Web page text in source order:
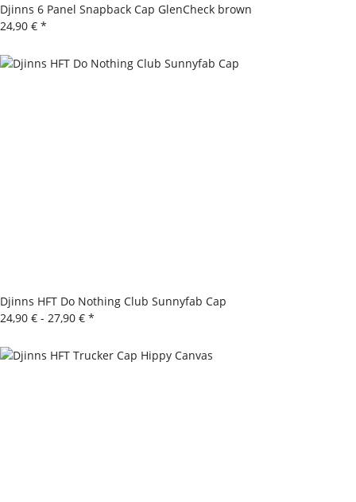
Djinns 6 Panel Snapback Cap GlenCheck brown
24,90 € *
Djinns HFT Do Nothing Club Sunnyfab Cap
24,90 € - 27,90 € *